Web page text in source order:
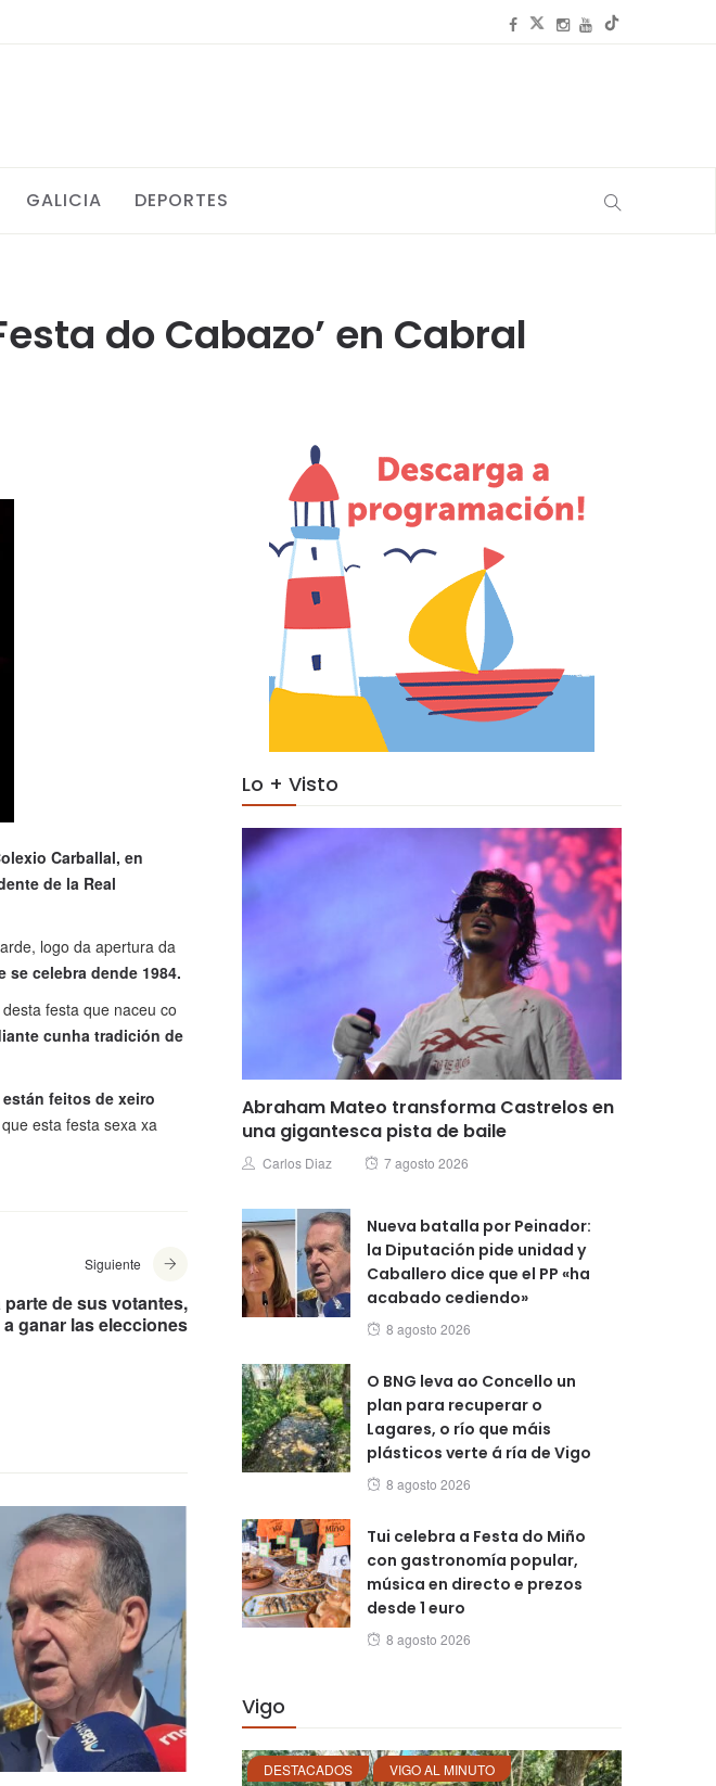
GALICIA DEPORTES
do Cabazo’ en Cabral
Carballal, en
de la Real
logo da apertura da
celebra dende 1984.
festa que naceu co
cunha tradición de
feitos de xeiro
esta festa sexa xa
Siguiente
de sus votantes,
ganar las elecciones
Lo + Visto
Abraham Mateo transforma Castrelos en
una gigantesca pista de baile
Author
Carlos Diaz
Posted
7 agosto 2026
Nueva batalla por Peinador:
la Diputación pide unidad y
Caballero dice que el PP «ha
acabado cediendo»
Posted
8 agosto 2026
O BNG leva ao Concello un
plan para recuperar o
Lagares, o río que máis
plásticos verte á ría de Vigo
Posted
8 agosto 2026
Tui celebra a Festa do Miño
con gastronomía popular,
música en directo e prezos
desde 1 euro
Posted
8 agosto 2026
Vigo
DESTACADOS VIGO AL MINUTO